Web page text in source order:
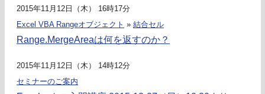
2015年11月12日（木） 16時17分
Excel VBA Rangeオブジェクト » 結合セル
Range.MergeAreaは何を返すのか？
2015年11月12日（木） 14時12分
セミナーのご案内